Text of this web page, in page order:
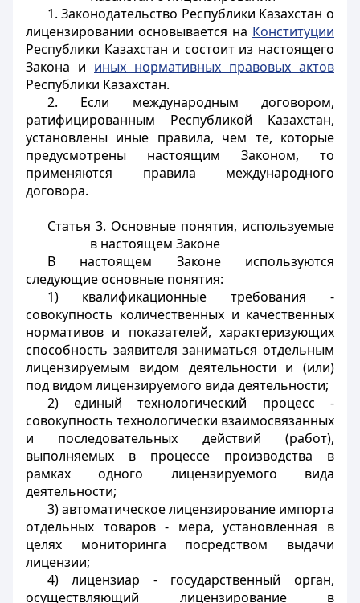
1. Законодательство Республики Казахстан о
лицензировании основывается на Конституции
Республики Казахстан и состоит из настоящего
Закона и иных нормативных правовых актов
Республики Казахстан.
2. Если международным договором,
ратифицированным Республикой Казахстан,
установлены иные правила, чем те, которые
предусмотрены настоящим Законом, то
применяются правила международного
договора.
Статья 3. Основные понятия, используемые
в настоящем Законе
В настоящем Законе используются
следующие основные понятия:
1) квалификационные требования -
совокупность количественных и качественных
нормативов и показателей, характеризующих
способность заявителя заниматься отдельным
лицензируемым видом деятельности и (или)
под видом лицензируемого вида деятельности;
2) единый технологический процесс -
совокупность технологически взаимосвязанных
и последовательных действий (работ),
выполняемых в процессе производства в
рамках одного лицензируемого вида
деятельности;
3) автоматическое лицензирование импорта
отдельных товаров - мера, установленная в
целях мониторинга посредством выдачи
лицензии;
4) лицензиар - государственный орган,
осуществляющий лицензирование в